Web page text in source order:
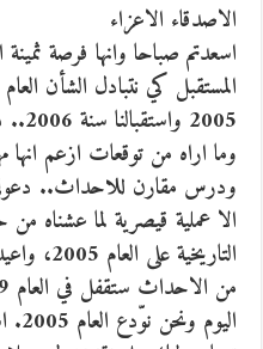
الاصدقاء الاعزاء
اسعدتم صباحا وانها فرصة
المستقبل كي نتبادل الشأن
وما اراه من توقعات ازعم انها
ودرس مقارن للاحداث..
الا عملية قيصرية لما